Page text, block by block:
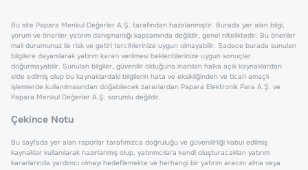
Bu site Papara Menkul Değerler A.Ş. tarafından hazırlanmıştır. Burada yer alan bilgi,
yorum ve öneriler yatırım danışmanlığı kapsamında değildir, genel niteliktedir. Bu öneriler
mali durumunuz ile risk ve getiri tercihlerinize uygun olmayabilir. Sadece burada sunulan
bilgilere dayanılarak yatırım kararı verilmesi beklentilerinize uygun sonuçlar
doğurmayabilir. Sunulan bilgiler, güvenilir olduğuna inanılan halka açık kaynaklardan
elde edilmiş olup bu kaynaklardaki bilgilerin hata ve eksikliğinden ve ticari amaçlı
işlemlerde kullanılmasından doğabilecek zararlardan Papara Elektronik Para A.Ş. ve
Papara Menkul Değerler A.Ş. sorumlu değildir.
Çekince Notu
Bu sayfada yer alan raporlar tarafımızca doğruluğu ve güvenilirliği kabul edilmiş
kaynaklar kullanılarak hazırlanmış olup, yatırımcılara kendi oluşturacakları yatırım
kararlarında yardımcı olmayı hedeflemekte ve herhangi bir yatırım aracını alma veya